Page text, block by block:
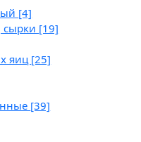
[4]
сырки [19]
яиц [25]
[39]